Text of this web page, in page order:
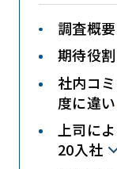
調査概
期待役
社内コ
度に違い
上司に
20入社